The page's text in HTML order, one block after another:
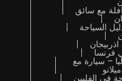
مع سائق
السياحة
فرنسا
– سيارة مع
في الفلبين